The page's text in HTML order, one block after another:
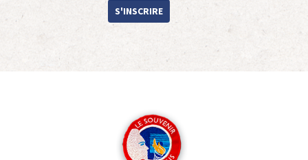
S'INSCRIRE